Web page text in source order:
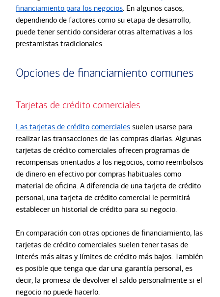
financiamiento para los negocios. En algunos casos,
dependiendo de factores como su etapa de desarrollo,
puede tener sentido considerar otras alternativas a los
prestamistas tradicionales.
Opciones de financiamiento comunes
Tarjetas de crédito comerciales
Las tarjetas de crédito comerciales suelen usarse para
realizar las transacciones de las compras diarias. Algunas
tarjetas de crédito comerciales ofrecen programas de
recompensas orientados a los negocios, como reembolsos
de dinero en efectivo por compras habituales como
material de oficina. A diferencia de una tarjeta de crédito
personal, una tarjeta de crédito comercial le permitirá
establecer un historial de crédito para su negocio.
En comparación con otras opciones de financiamiento, las
tarjetas de crédito comerciales suelen tener tasas de
interés más altas y límites de crédito más bajos. También
es posible que tenga que dar una garantía personal, es
decir, la promesa de devolver el saldo personalmente si el
negocio no puede hacerlo.